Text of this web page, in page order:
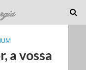
a vossa